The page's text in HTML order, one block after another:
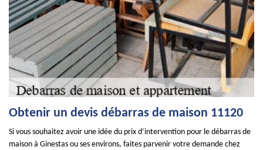
Obtenir un devis débarras de maison 11120
Si vous souhaitez avoir une idée du prix d’intervention pour le débarras de
maison à Ginestas ou ses environs, faites parvenir votre demande chez